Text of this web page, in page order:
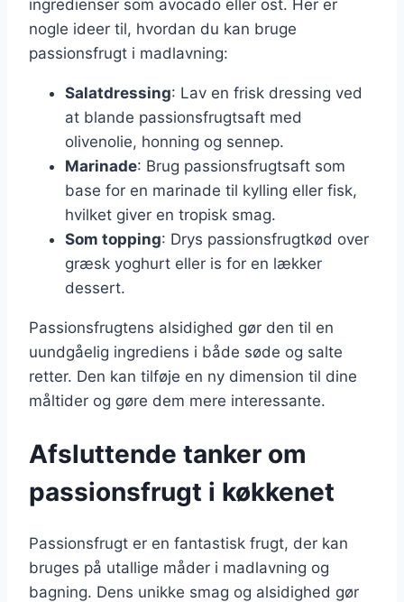
ingredienser som avocado eller ost. Her er
nogle ideer til, hvordan du kan bruge
passionsfrugt i madlavning:
Salatdressing: Lav en frisk dressing ved
at blande passionsfrugtsaft med
olivenolie, honning og sennep.
Marinade: Brug passionsfrugtsaft som
base for en marinade til kylling eller fisk,
hvilket giver en tropisk smag.
Som topping: Drys passionsfrugtkød over
græsk yoghurt eller is for en lækker
dessert.
Passionsfrugtens alsidighed gør den til en
uundgåelig ingrediens i både søde og salte
retter. Den kan tilføje en ny dimension til dine
måltider og gøre dem mere interessante.
Afsluttende tanker om
passionsfrugt i køkkenet
Passionsfrugt er en fantastisk frugt, der kan
bruges på utallige måder i madlavning og
bagning. Dens unikke smag og alsidighed gør